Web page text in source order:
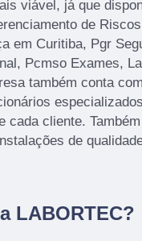
viável, já que
de
em Curitiba, Pgr
Pcmso Exames,
também conta
cada cliente.
de
LABORTEC?